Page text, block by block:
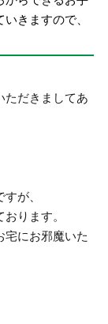
きますので、
ただきましてあ
が、
ります。
宅にお邪魔いた